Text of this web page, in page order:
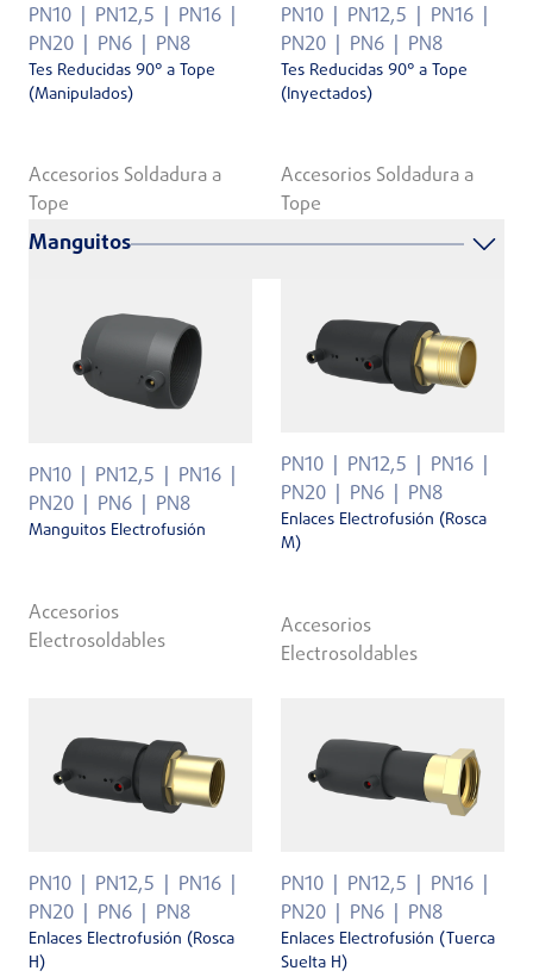
PN10 PN12,5
PN16
PN20
PN6 PN8
Tes Reducidas 90° a Tope
(Manipulados)
Accesorios Soldadura a
Tope
PN10 PN12,5
PN16
PN20
PN6 PN8
Tes Reducidas 90° a Tope
(Inyectados)
Accesorios Soldadura a
Tope
Manguitos
PN10 PN12,5
PN16
PN20
PN6 PN8
Manguitos Electrofusión
Accesorios
Electrosoldables
PN10 PN12,5
PN16
PN20
PN6 PN8
Enlaces Electrofusión (Rosca
M)
Accesorios
Electrosoldables
PN10 PN12,5
PN16
PN20
PN6 PN8
Enlaces Electrofusión (Rosca
H)
PN10 PN12,5
PN16
PN20
PN6 PN8
Enlaces Electrofusión (Tuerca
Suelta H)